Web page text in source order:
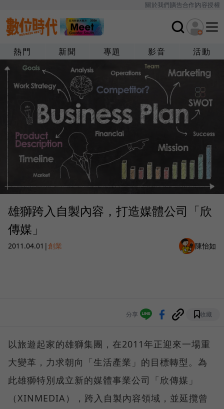
關於我們廣告合作內容授權
熱門 新聞 專題 影音 活動
雄獅跨入自製內容，打造媒體公司「欣
傳媒」
2011.04.01 |創業 陳怡如
分享 收藏
以旅遊起家的雄獅集團，在2011年正迎來一場重
大變革，力求朝向「生活產業」的目標轉型。為
此雄獅特別成立新的媒體事業公司「欣傳媒」
（XINMEDIA），跨入自製內容領域，並延攬曾